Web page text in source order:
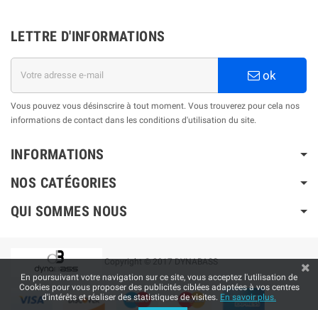
LETTRE D'INFORMATIONS
ok
Vous pouvez vous désinscrire à tout moment. Vous trouverez pour cela nos
informations de contact dans les conditions d'utilisation du site.
INFORMATIONS
NOS CATÉGORIES
QUI SOMMES NOUS
Copyright © 2017 DYNABASS
En poursuivant votre navigation sur ce site, vous acceptez l'utilisation de
Cookies pour vous proposer des publicités ciblées adaptées à vos centres
d'intérêts et réaliser des statistiques de visites. En savoir plus.